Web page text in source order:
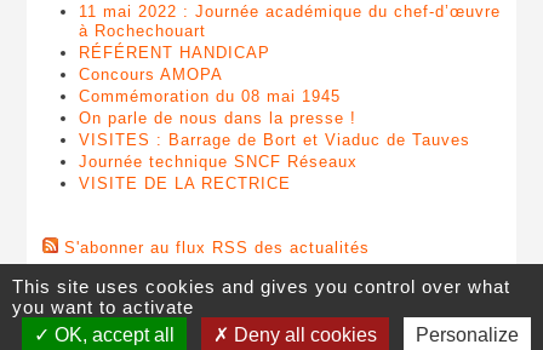
11 mai 2022 : Journée académique du chef-d’œuvre
à Rochechouart
RÉFÉRENT HANDICAP
Concours AMOPA
Commémoration du 08 mai 1945
On parle de nous dans la presse !
VISITES : Barrage de Bort et Viaduc de Tauves
Journée technique SNCF Réseaux
VISITE DE LA RECTRICE
S'abonner au flux RSS des actualités
Lycée Pierre Caraminot 28 avenue de Ventadour , 19300Egletons
This site uses cookies and gives you control over what
you want to activate
OK, accept all
Deny all cookies Personalize